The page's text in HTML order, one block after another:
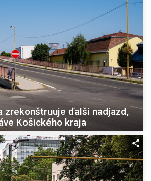
zrekonštruuje ďalší nadjazd,
Košického kraja